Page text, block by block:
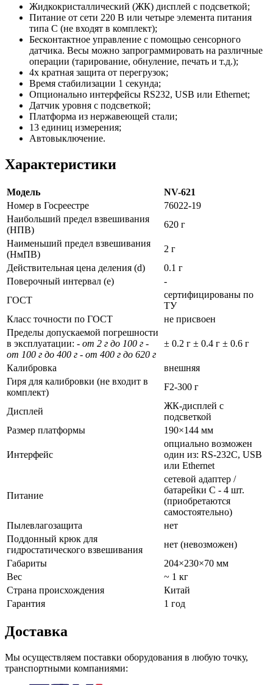
Жидкокристаллический (ЖК) дисплей с подсветкой;
Питание от сети 220 В или четыре элемента питания
типа C (не входят в комплект);
Бесконтактное управление с помощью сенсорного
датчика. Весы можно запрограммировать на различные
операции (тарирование, обнуление, печать и т.д.);
4х кратная защита от перегрузок;
Время стабилизации 1 секунда;
Опционально интерфейсы RS232, USB или Ethernet;
Датчик уровня с подсветкой;
Платформа из нержавеющей стали;
13 единиц измерения;
Автовыключение.
Характеристики
Модель
NV-621
Номер в Госреестре
76022-19
Наибольший предел взвешивания
(НПВ)
620 г
Наименьший предел взвешивания
(НмПВ)
2 г
Действительная цена деления (d)
0.1 г
Поверочный интервал (е)
-
ГОСТ
сертифицированы по
ТУ
Класс точности по ГОСТ
не присвоен
Пределы допускаемой погрешности
в эксплуатации: - от 2 г до 100 г -
от 100 г до 400 г - от 400 г до 620 г
± 0.2 г ± 0.4 г ± 0.6 г
Калибровка
внешняя
Гиря для калибровки (не входит в
комплект)
F2-300 г
Дисплей
ЖК-дисплей с
подсветкой
Размер платформы
190×144 мм
Интерфейс
опциально возможен
один из: RS-232C, USB
или Ethernet
Питание
сетевой адаптер /
батарейки C - 4 шт.
(приобретаются
самостоятельно)
Пылевлагозащита
нет
Поддонный крюк для
гидростатического взвешивания
нет (невозможен)
Габариты
204×230×70 мм
Вес
~ 1 кг
Страна происхождения
Китай
Гарантия
1 год
Доставка
Мы осуществляем поставки оборудования в любую точку,
транспортными компаниями: